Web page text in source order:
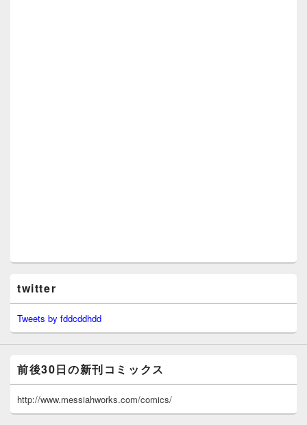
twitter
Tweets by fddcddhdd
前後30日の新刊コミックス
http://www.messiahworks.com/comics/